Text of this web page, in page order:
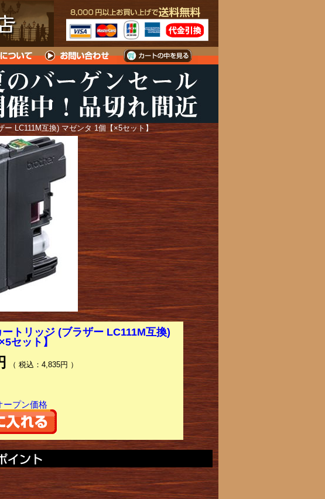
LC111M互換) マゼンタ 1個【×5セット】
トリッジ (ブラザー LC111M互換)
セット】
（ 税込：4,835円 ）
ープン価格